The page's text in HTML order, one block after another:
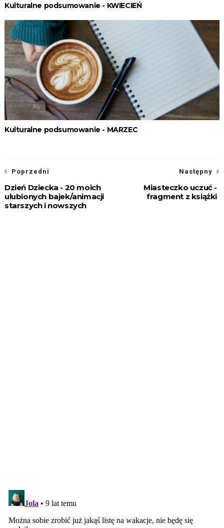
Kulturalne podsumowanie - KWIECIEŃ
Kulturalne podsumowanie - MARZEC
Następny
Miasteczko uczuć -
fragment z książki
Poprzedni
Dzień Dziecka - 20 moich
ulubionych bajek/animacji
starszych i nowszych